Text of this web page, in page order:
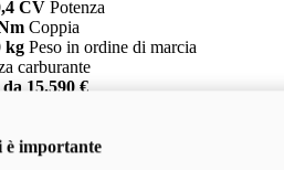
CV Potenza
Coppia
kg Peso in ordine di marcia
carburante
15.590 €
è importante